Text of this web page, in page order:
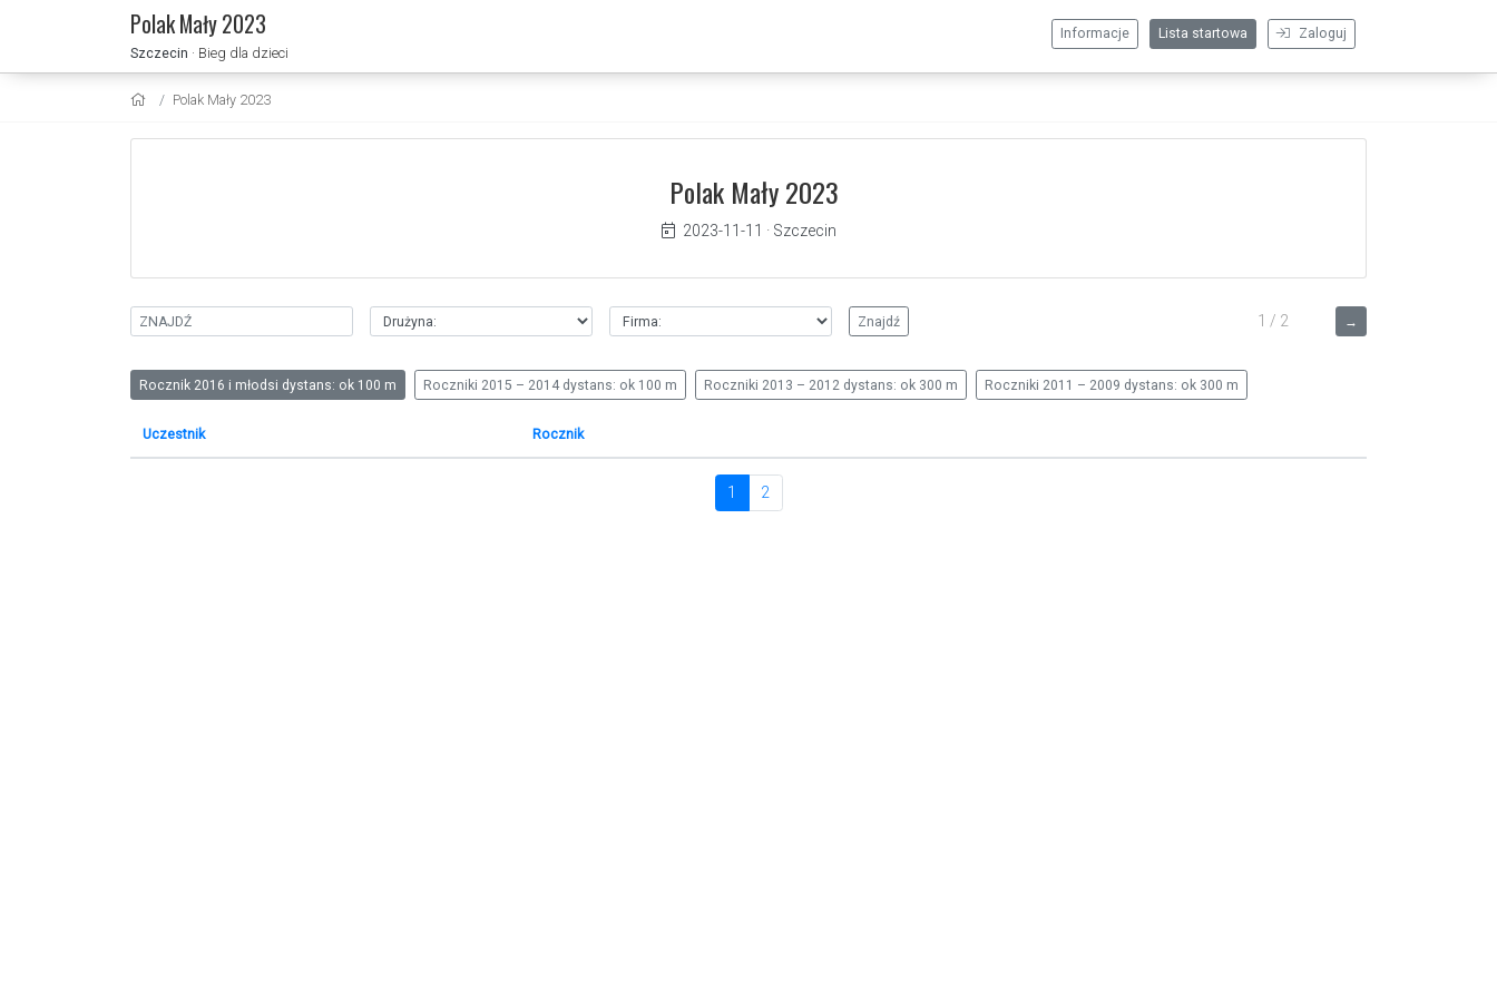
Polak Mały 2023
Szczecin · Bieg dla dzieci
Zaloguj
Lista startowa
Informacje
Polak Mały 2023
Polak Mały 2023
2023-11-11 · Szczecin
→
1 / 2
Rocznik 2016 i młodsi dystans: ok 100 m Roczniki 2015 – 2014 dystans: ok 100 m Roczniki 2013 – 2012 dystans: ok 300 m Roczniki 2011 – 2009 dystans: ok 300 m
Uczestnik Rocznik
1 2